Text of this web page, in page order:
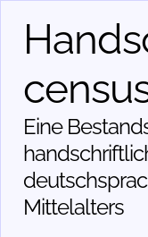
Eine
Mittelalters